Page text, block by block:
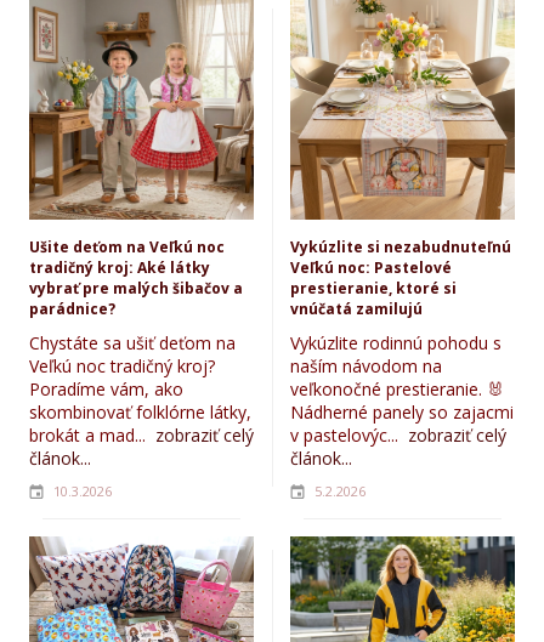
Ušite deťom na Veľkú noc
tradičný kroj: Aké látky
vybrať pre malých šibačov a
parádnice?
Chystáte sa ušiť deťom na
Veľkú noc tradičný kroj?
Poradíme vám, ako
skombinovať folklórne látky,
brokát a mad... zobraziť celý
článok...
10.3.2026
Vykúzlite si nezabudnuteľnú
Veľkú noc: Pastelové
prestieranie, ktoré si
vnúčatá zamilujú
Vykúzlite rodinnú pohodu s
naším návodom na
veľkonočné prestieranie. 🐰
Nádherné panely so zajacmi
v pastelovýc... zobraziť celý
článok...
5.2.2026